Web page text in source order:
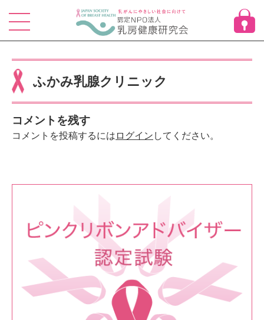
ふかみ乳腺クリニック
コメントを残す
コメントを投稿するには ログイン してください。